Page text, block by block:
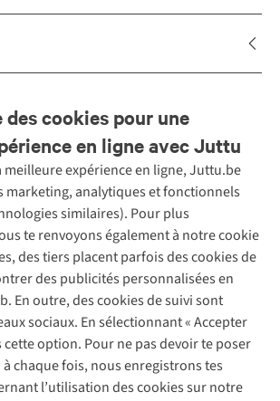
des cookies pour une
en ligne avec Juttu
meilleure expérience en ligne, Juttu.be
marketing, analytiques et fonctionnels
similaires). Pour plus
te renvoyons également à notre cookie
des tiers placent parfois des cookies de
des publicités personnalisées en
En outre, des cookies de suivi sont
sociaux. En sélectionnant « Accepter
cette option. Pour ne pas devoir te poser
chaque fois, nous enregistrons tes
l’utilisation des cookies sur notre